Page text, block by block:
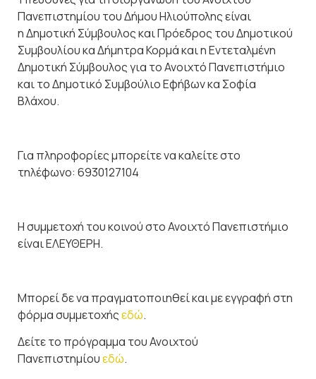
Πανεπιστημίου του Δήμου Ηλιούπολης είναι
η Δημοτική Σύμβουλος και Πρόεδρος του Δημοτικού
Συμβουλίου κα Δήμητρα Κορμά και η Εντεταλμένη
Δημοτική Σύμβουλος για το Ανοιχτό Πανεπιστήμιο
και το Δημοτικό Συμβούλιο Εφήβων κα Σοφία
Βλάχου.
Για πληροφορίες μπορείτε να καλείτε στο
τηλέφωνο: 6930127104
Η συμμετοχή του κοινού στο Ανοιχτό Πανεπιστήμιο
είναι ΕΛΕΥΘΕΡΗ.
Μπορεί δε να πραγματοποιηθεί και με εγγραφή στη
φόρμα συμμετοχήςεδώ.
Δείτε το πρόγραμμα του Ανοιχτού
Πανεπιστημίουεδώ.